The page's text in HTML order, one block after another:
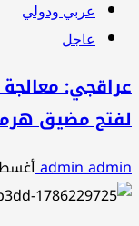
عربي ودولي
عاجل
عراقجي: معالجة
لفتح مضيق
admin adminأغسطس